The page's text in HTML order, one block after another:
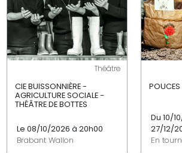
Théâtre
CIE BUISSONNIÈRE -
AGRICULTURE SOCIALE -
THÉÂTRE DE BOTTES
Le 08/10/2026 à 20h00
Brabant Wallon
POUCES
Du 10/
27/12/
En